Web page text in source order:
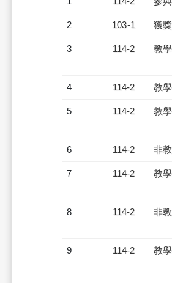
2 103-1 獲
3 114-2 教
4 114-2 教
5 114-2 教
6 114-2 非
7 114-2 教
8 114-2 非
9 114-2 教